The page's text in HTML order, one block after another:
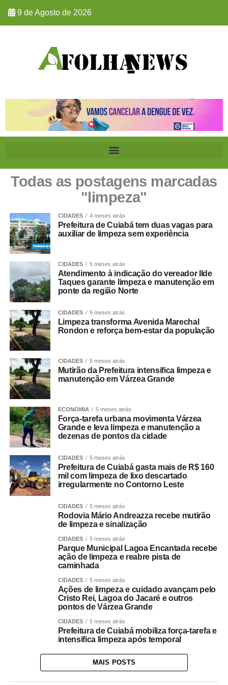
9 de Agosto de 2026
Todas as postagens marcadas
"limpeza"
CIDADES 4 meses atrás
Prefeitura de Cuiabá tem duas vagas para
auxiliar de limpeza sem experiência
CIDADES 5 meses atrás
Atendimento à indicação do vereador Ilde
Taques garante limpeza e manutenção em
ponte da região Norte
CIDADES 5 meses atrás
Limpeza transforma Avenida Marechal
Rondon e reforça bem-estar da população
CIDADES 5 meses atrás
Mutirão da Prefeitura intensifica limpeza e
manutenção em Várzea Grande
ECONOMIA 5 meses atrás
Força-tarefa urbana movimenta Várzea
Grande e leva limpeza e manutenção a
dezenas de pontos da cidade
CIDADES 5 meses atrás
Prefeitura de Cuiabá gasta mais de R$ 160
mil com limpeza de lixo descartado
irregularmente no Contorno Leste
CIDADES 5 meses atrás
Rodovia Mário Andreazza recebe mutirão
de limpeza e sinalização
CIDADES 5 meses atrás
Parque Municipal Lagoa Encantada recebe
ação de limpeza e reabre pista de
caminhada
CIDADES 5 meses atrás
Ações de limpeza e cuidado avançam pelo
Cristo Rei, Lagoa do Jacaré e outros
pontos de Várzea Grande
CIDADES 5 meses atrás
Prefeitura de Cuiabá mobiliza força-tarefa e
intensifica limpeza após temporal
MAIS POSTS